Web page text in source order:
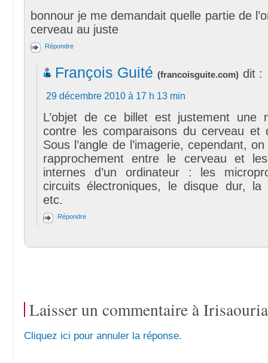
bonnour je me demandait quelle partie de
cerveau au juste
Répondre
François Guité (francoisguite.com) dit :
29 décembre 2010 à 17 h 13 min
L’objet de ce billet est justement une
contre les comparaisons du cerveau et
Sous l’angle de l’imagerie, cependant,
rapprochement entre le cerveau et
internes d’un ordinateur : les
circuits électroniques, le disque dur, la
etc.
Répondre
Laisser un commentaire à
Cliquez ici pour annuler la réponse.